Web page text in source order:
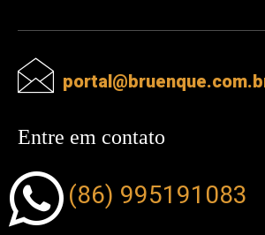
Entre em contato
(86) 995191083